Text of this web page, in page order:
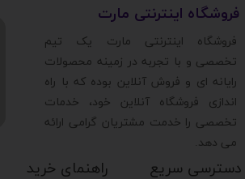
دسترسی سریع راهنمای خرید
​فروشگاه اینترنتی مارت
​فروشگاه اینترنتی مارت یک تیم
تخصصی و با تجربه در زمینه محصولات
رایانه ای و فروش آنلاین بوده که با راه
اندازی فروشگاه آنلاین خود، خدمات
تخصصی را خدمت مشتریان گرامی ارائه
می دهد.